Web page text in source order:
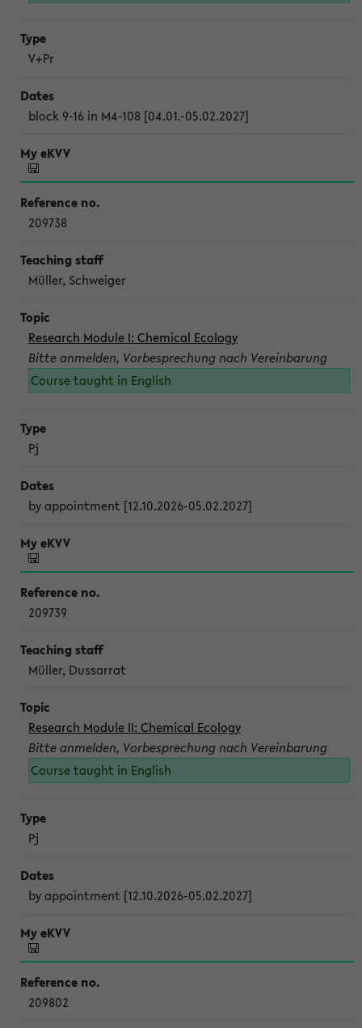
V+Pr
block 9-16 in M4-108 [04.01.-05.02.2027]
209738
Müller, Schweiger
Research Module I: Chemical Ecology
Bitte anmelden, Vorbesprechung nach Vereinbarung
Course taught in English
Pj
by appointment [12.10.2026-05.02.2027]
209739
Müller, Dussarrat
Research Module II: Chemical Ecology
Bitte anmelden, Vorbesprechung nach Vereinbarung
Course taught in English
Pj
by appointment [12.10.2026-05.02.2027]
209802